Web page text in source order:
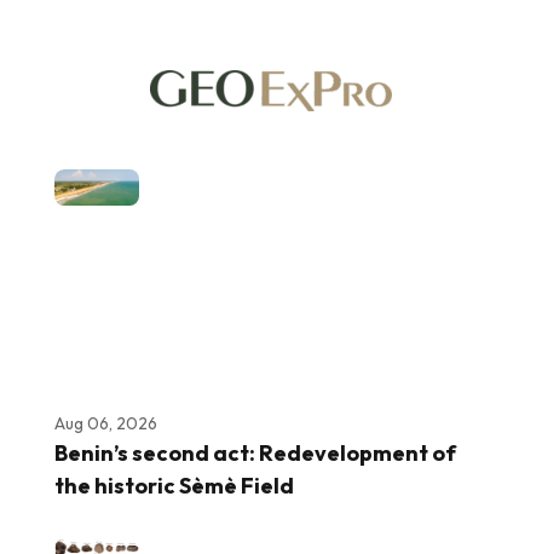
Aug 06, 2026
Benin’s second act: Redevelopment of
the historic Sèmè Field